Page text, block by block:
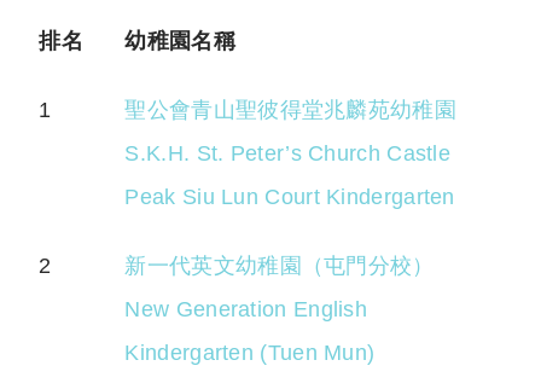
排名 幼稚園名稱
1
聖公會青山聖彼得堂兆麟苑幼稚園
S.K.H. St. Peter’s Church Castle
Peak Siu Lun Court Kindergarten
2
新一代英文幼稚園（屯門分校）
New Generation English
Kindergarten (Tuen Mun)